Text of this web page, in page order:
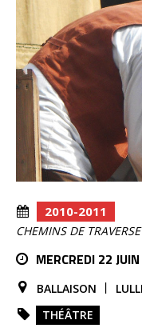
2010-2011
CHEMINS DE TRAVERSE
MERCREDI 22
BALLAISON
THÉÂTRE